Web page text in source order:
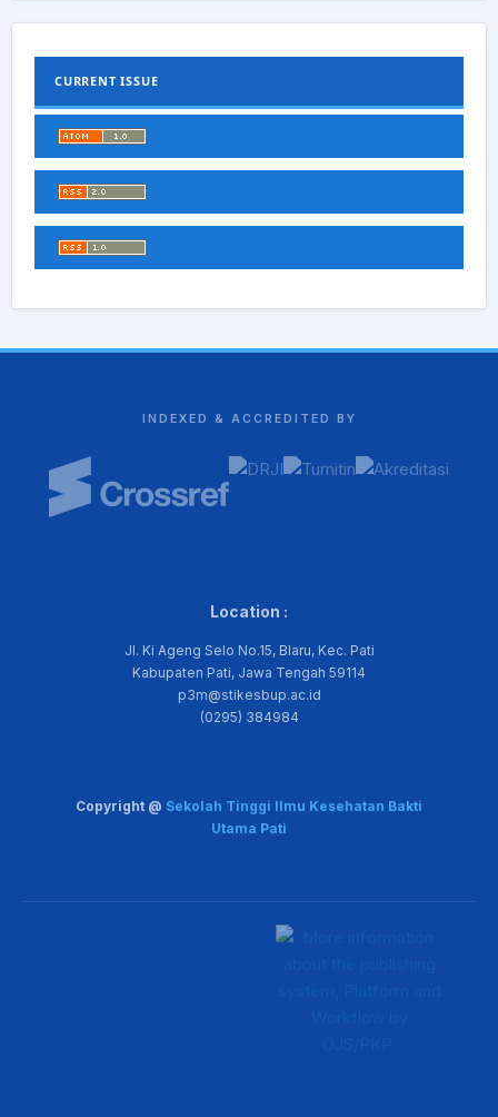
CURRENT ISSUE
INDEXED & ACCREDITED BY
Location :
Jl. Ki Ageng Selo No.15, Blaru, Kec. Pati
Kabupaten Pati, Jawa Tengah 59114
p3m@stikesbup.ac.id
(0295) 384984
Copyright @ Sekolah Tinggi Ilmu Kesehatan Bakti
Utama Pati